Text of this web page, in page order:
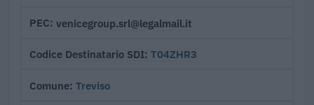
PEC venicegroup.srl@legalmail.it
Codice Destinatario SDI T04ZHR3
Comune Treviso